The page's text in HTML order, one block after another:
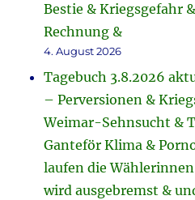
Bestie & Kriegsgefahr
Rechnung &
4. August 2026
Tagebuch 3.8.2026
– Perversionen &
Weimar-Sehnsucht &
Ganteför Klima &
laufen die
wird ausgebremst &